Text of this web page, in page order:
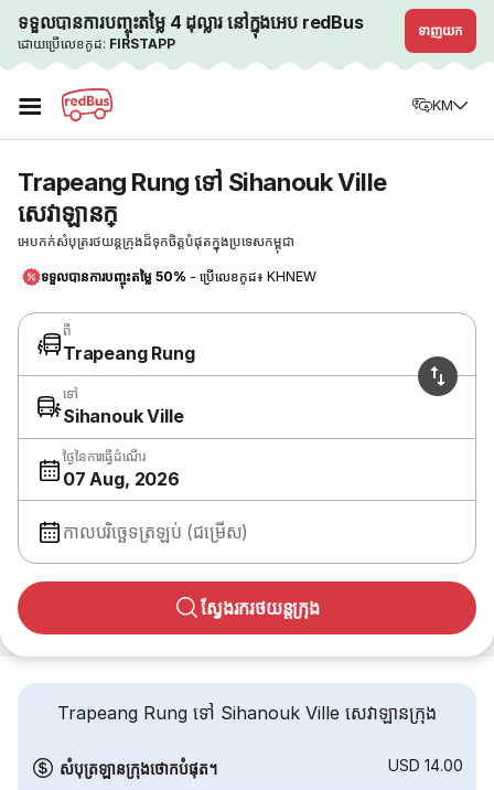
ទទួលបានការបញ្ចុះតម្លៃ 4 ដុល្លារ នៅក្នុងអេប redBus
ដោយប្រើលេខកូដ: FIRSTAPP
ទាញយក
☰ KM
Trapeang Rung ទៅ Sihanouk Ville
សេវាឡានក្
អេបកក់សំបុត្ររថយន្តក្រុងដ៏ទុកចិត្តបំផុតក្នុងប្រទេសកម្ពុជា
ទទួលបានការបញ្ចុះតម្លៃ 50% - ប្រើលេខកូដ៖ KHNEW
ពី
Trapeang Rung
ទៅ
Sihanouk Ville
ថ្ងៃនៃការធ្វើដំណើរ
07 Aug, 2026
កាលបរិច្ឆេទត្រឡប់ (ជម្រើស)
ស្វែងរករថយន្តក្រុង
Trapeang Rung ទៅ Sihanouk Ville សេវាឡានក្រុង
សំបុត្រឡានក្រុងថោកបំផុត។ USD 14.00